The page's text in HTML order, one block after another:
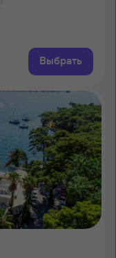
Выбрать